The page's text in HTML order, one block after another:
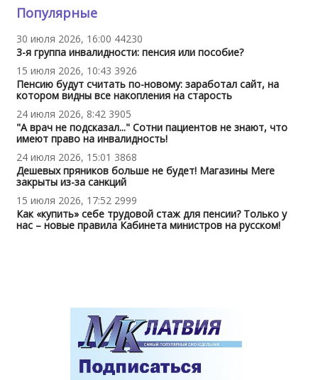
Популярные
30 июля 2026, 16:00 44230
3-я группа инвалидности: пенсия или пособие?
15 июля 2026, 10:43 3926
Пенсию будут считать по-новому: заработал сайт, на
котором видны все накопления на старость
24 июля 2026, 8:42 3905
"А врач не подсказал..." Сотни пациентов не знают, что
имеют право на инвалидность!
24 июля 2026, 15:01 3868
Дешевых пряников больше не будет! Магазины Mere
закрыты из-за санкций
15 июля 2026, 17:52 2999
Как «купить» себе трудовой стаж для пенсии? Только у
нас – новые правила Кабинета министров на русском!